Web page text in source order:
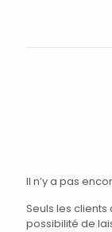
Il n’y a pas
Seuls les
possibilité de